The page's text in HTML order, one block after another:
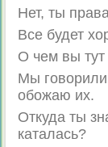
Нет, ты
Все будет
О чем вы тут
Мы говорили
обожаю их.
Откуда ты
каталась?